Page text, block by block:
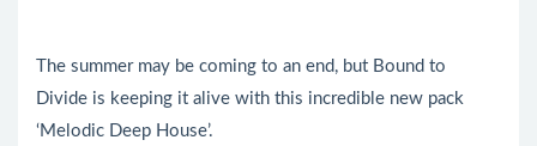
The summer may be coming to an end, but Bound to
Divide is keeping it alive with this incredible new pack
‘Melodic Deep House’.